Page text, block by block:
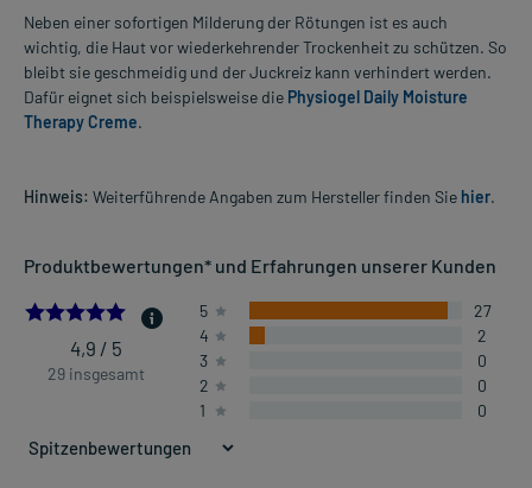
Neben einer sofortigen Milderung der Rötungen ist es auch
wichtig, die Haut vor wiederkehrender Trockenheit zu schützen. So
bleibt sie geschmeidig und der Juckreiz kann verhindert werden.
Dafür eignet sich beispielsweise die Physiogel Daily Moisture
Therapy Creme.
Hinweis: Weiterführende Angaben zum Hersteller finden Sie hier.
Produktbewertungen* und Erfahrungen unserer Kunden
4.931034482758621
4,9 / 5
29 insgesamt
5
27
4
2
3
0
2
0
1
0